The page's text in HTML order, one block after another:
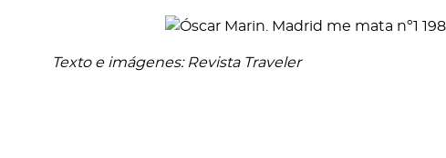
Texto e imágenes: Revista Traveler